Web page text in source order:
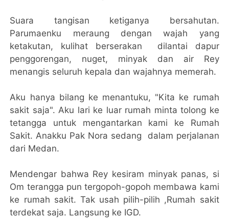
Suara tangisan ketiganya bersahutan.
Parumaenku meraung dengan wajah yang
ketakutan, kulihat berserakan dilantai dapur
penggorengan, nuget, minyak dan air Rey
menangis seluruh kepala dan wajahnya memerah.
Aku hanya bilang ke menantuku, "Kita ke rumah
sakit saja". Aku lari ke luar rumah minta tolong ke
tetangga untuk mengantarkan kami ke Rumah
Sakit. Anakku Pak Nora sedang dalam perjalanan
dari Medan.
Mendengar bahwa Rey kesiram minyak panas, si
Om terangga pun tergopoh-gopoh membawa kami
ke rumah sakit. Tak usah pilih-pilih ,Rumah sakit
terdekat saja. Langsung ke IGD.